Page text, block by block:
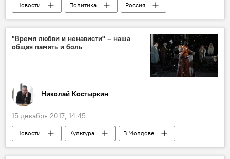
Новости Политика
Россия
В мире
Экономика
Россия
Туск
Европарламент
"Время любви и ненависти" – наша
общая память и боль
Николай Костыркин
15 декабря 2017, 14:45
Новости Культура
В Молдове
Общество
Кишинев
Иосиф Шац